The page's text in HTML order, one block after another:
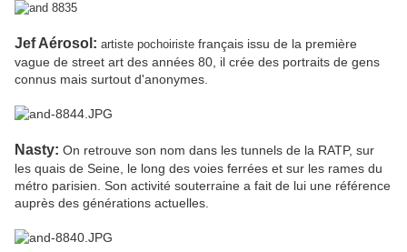
Jef Aérosol: artiste pochoiriste français issu de la première
vague de street art des années 80, il crée des portraits de gens
connus mais surtout d'anonymes.
Nasty: On retrouve son nom dans les tunnels de la RATP, sur
les quais de Seine, le long des voies ferrées et sur les rames du
métro parisien. Son activité souterraine a fait de lui une référence
auprès des générations actuelles.